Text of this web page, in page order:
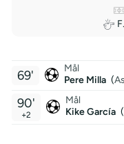
Mål
Pere Milla (
69'
Mål
Kike García (
90'
+2